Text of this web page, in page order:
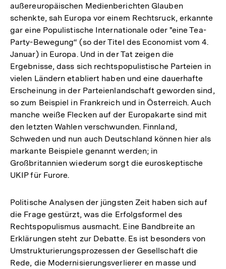
außereuropäischen Medienberichten Glauben
schenkte, sah Europa vor einem Rechtsruck, erkannte
gar eine Populistische Internationale oder "eine Tea-
Party-Bewegung“ (so der Titel des Economist vom 4.
Januar) in Europa. Und in der Tat zeigen die
Ergebnisse, dass sich rechtspopulistische Parteien in
vielen Ländern etabliert haben und eine dauerhafte
Erscheinung in der Parteienlandschaft geworden sind,
so zum Beispiel in Frankreich und in Österreich. Auch
manche weiße Flecken auf der Europakarte sind mit
den letzten Wahlen verschwunden. Finnland,
Schweden und nun auch Deutschland können hier als
markante Beispiele genannt werden; in
Großbritannien wiederum sorgt die euroskeptische
UKIP für Furore.
Politische Analysen der jüngsten Zeit haben sich auf
die Frage gestürzt, was die Erfolgsformel des
Rechtspopulismus ausmacht. Eine Bandbreite an
Erklärungen steht zur Debatte. Es ist besonders von
Umstrukturierungsprozessen der Gesellschaft die
Rede, die Modernisierungsverlierer en masse und